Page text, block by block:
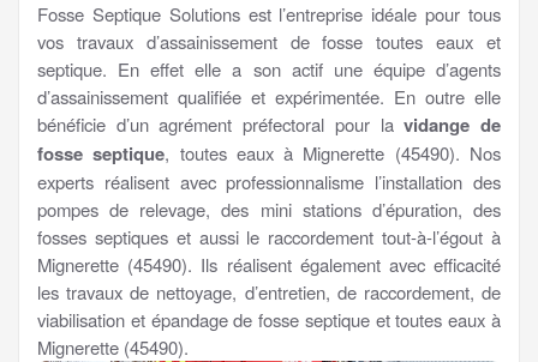
Fosse Septique Solutions est l’entreprise idéale pour tous
vos travaux d’assainissement de fosse toutes eaux et
septique. En effet elle a son actif une équipe d’agents
d’assainissement qualifiée et expérimentée. En outre elle
bénéficie d’un agrément préfectoral pour lavidange de
fosse septique, toutes eaux à Mignerette (45490). Nos
experts réalisent avec professionnalisme l’installation des
pompes de relevage, des mini stations d’épuration, des
fosses septiques et aussi le raccordement tout-à-l’égout à
Mignerette (45490). Ils réalisent également avec efficacité
les travaux de nettoyage, d’entretien, de raccordement, de
viabilisation et épandage de fosse septique et toutes eaux à
Mignerette (45490).